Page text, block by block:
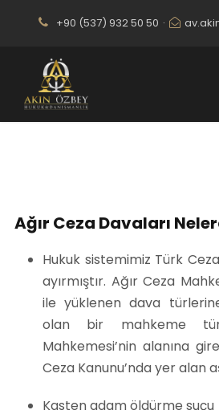
+90 (537) 932 50 50 ·
Ağır Ceza Davaları
Hukuk sistemimiz Türk
ayırmıştır. Ağır Ceza
ile yüklenen dava
olan bir mahkeme
Mahkemesi’nin alanına
Ceza Kanunu’nda yer alan
Kasten adam öldürme suçu